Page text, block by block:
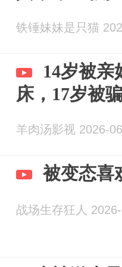
铁锤妹妹是只猫
14岁被亲
床，17岁被
羊肉汤影视 2026-
被变态喜
战场生存狂人